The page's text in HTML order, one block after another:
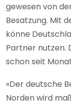
gewesen von
Besatzung. Mit
könne
Partner nutzen.
schon seit
«Der deutsche
Norden wird